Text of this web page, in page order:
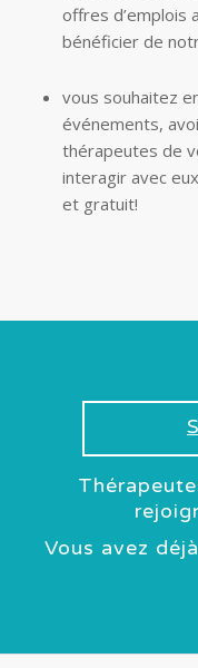
offres d’emplois
bénéficier de
vous souhaitez
événements,
thérapeutes de
interagir avec
et gratuit!
Vous avez